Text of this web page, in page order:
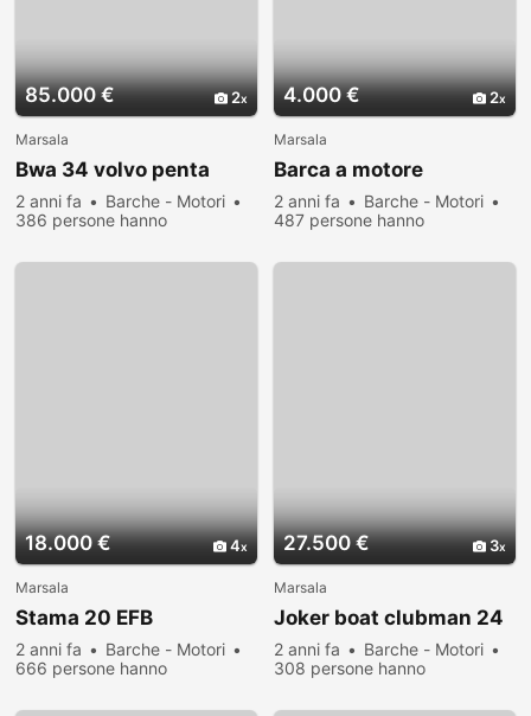
85.000 € 2
Marsala
Bwa 34 volvo penta
2 anni fa
Barche - Motori
386 persone hanno
4.000 € 2
Marsala
Barca a motore
2 anni fa
Barche - Motori
487 persone hanno
18.000 € 4
Marsala
Stama 20 EFB
2 anni fa
Barche - Motori
666 persone hanno
27.500 € 3
Marsala
Joker boat clubman 24
2 anni fa
Barche - Motori
308 persone hanno